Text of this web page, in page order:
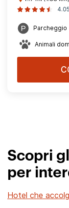
4.05
Parcheggio
Animali
Scopri
per
Hotel che